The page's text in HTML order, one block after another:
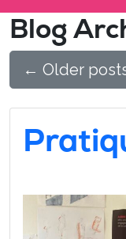
Blog
← Older